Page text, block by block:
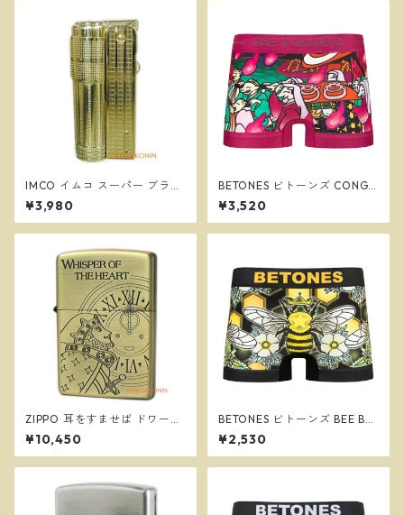
IMCO イムコ スーパー ブラス
フリント式 オイルライター 復
刻版 ＃61388
¥3,980
BETONES ビトーンズ CONGR
ATULATIONS PURPLE メンズ
フリーサイズ ボクサーパンツ
※ネコポスで送料無料※
¥3,520
ZIPPO 耳をすませば ドワーフ
王とエルフの王女 スタジオジ
ブリ ジッポー オイルライター
NZ-30/53
¥10,450
BETONES ビトーンズ BEE BE
E２ BLACK メンズ フリーサイ
ズ ボクサーパンツ ※ネコポス
で送料無料※
¥2,530